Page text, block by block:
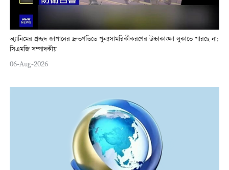
অ্যানিমের প্রচ্ছদ জাপানের দ্রুতগতিতে পুনঃসামরিকীকরণের উচ্চাকাঙ্ক্ষা লুকাতে পারছে না:
সিএমজি সম্পাদকীয়
06-Aug-2026